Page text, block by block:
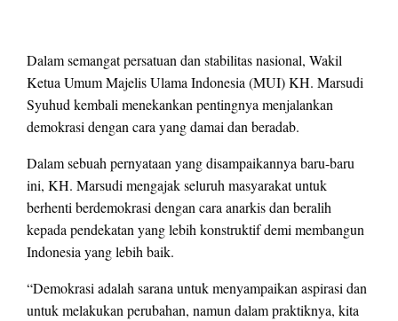
Dalam semangat persatuan dan stabilitas nasional, Wakil
Ketua Umum Majelis Ulama Indonesia (MUI) KH. Marsudi
Syuhud kembali menekankan pentingnya menjalankan
demokrasi dengan cara yang damai dan beradab.
Dalam sebuah pernyataan yang disampaikannya baru-baru
ini, KH. Marsudi mengajak seluruh masyarakat untuk
berhenti berdemokrasi dengan cara anarkis dan beralih
kepada pendekatan yang lebih konstruktif demi membangun
Indonesia yang lebih baik.
“Demokrasi adalah sarana untuk menyampaikan aspirasi dan
untuk melakukan perubahan, namun dalam praktiknya, kita